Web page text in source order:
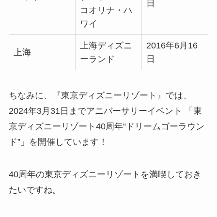
コオリナ・ハ
ワイ
日
上海
上海ディズニ
ーランド
2016年6月16
日
ちなみに、『東京ディズニーリゾート』では、
2024年3月31日までアニバーサリーイベント 「東
京ディズニーリゾート40周年“ドリームゴーラウン
ド”」を開催しています！
40周年の東京ディズニーリゾートを満喫しておき
たいですね。